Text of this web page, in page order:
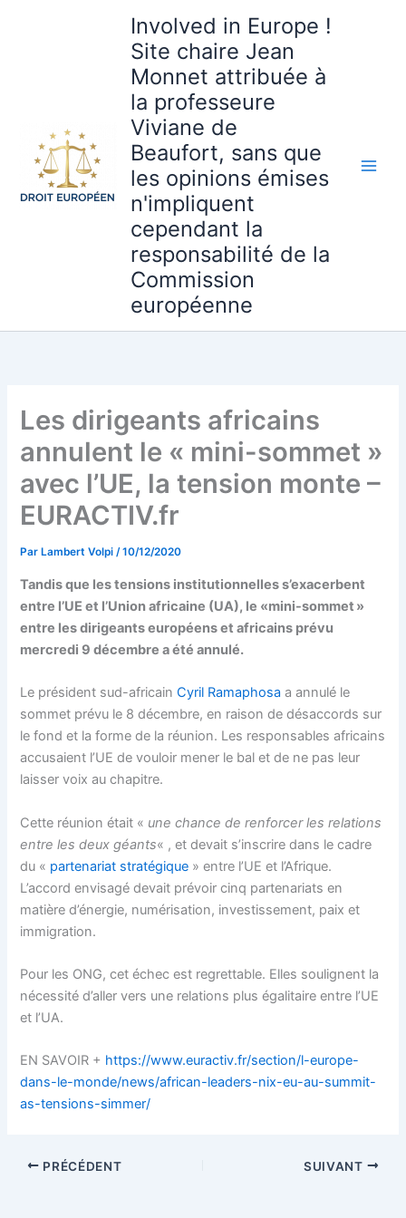
Involved in Europe !
Site chaire Jean
Monnet attribuée à
la professeure
Viviane de
Beaufort, sans que
les opinions émises
n'impliquent
cependant la
responsabilité de la
Commission
européenne
Les dirigeants africains
annulent le « mini-sommet »
avec l’UE, la tension monte –
EURACTIV.fr
Par Lambert Volpi/10/12/2020
Tandis que les tensions institutionnelles s’exacerbent
entre l’UE et l’Union africaine (UA), le «mini-sommet »
entre les dirigeants européens et africains prévu
mercredi 9 décembre a été annulé.
Le président sud-africainCyril Ramaphosa a annulé le
sommet prévu le 8 décembre, en raison de désaccords sur
le fond et la forme de la réunion. Les responsables africains
accusaient l’UE de vouloir mener le bal et de ne pas leur
laisser voix au chapitre.
Cette réunion était « une chance de renforcer les relations
entre les deux géants« , et devait s’inscrire dans le cadre
du « partenariat stratégique » entre l’UE et l’Afrique.
L’accord envisagé devait prévoir cinq partenariats en
matière d’énergie, numérisation, investissement, paix et
immigration.
Pour les ONG, cet échec est regrettable. Elles soulignent la
nécessité d’aller vers une relations plus égalitaire entre l’UE
et l’UA.
EN SAVOIR + https://www.euractiv.fr/section/l-europe-
dans-le-monde/news/african-leaders-nix-eu-au-summit-
as-tensions-simmer/
PRÉCÉDENT SUIVANT